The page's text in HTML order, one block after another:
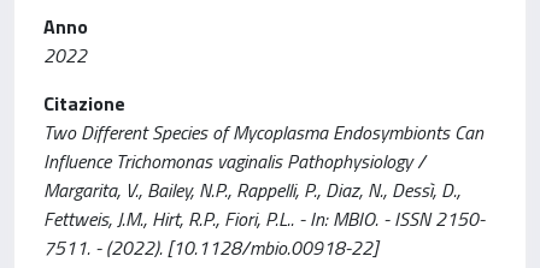
Anno
2022
Citazione
Two Different Species of Mycoplasma Endosymbionts Can
Influence Trichomonas vaginalis Pathophysiology /
Margarita, V., Bailey, N.P., Rappelli, P., Diaz, N., Dessì, D.,
Fettweis, J.M., Hirt, R.P., Fiori, P.L.. - In: MBIO. - ISSN 2150-
7511. - (2022). [10.1128/mbio.00918-22]